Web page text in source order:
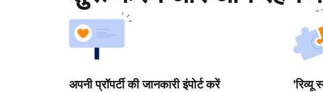
अपनी प्रॉपर्टी की जानकारी इंपोर्ट करें